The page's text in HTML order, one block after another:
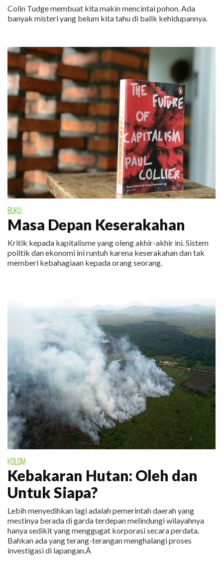
Colin Tudge membuat kita makin mencintai pohon. Ada
banyak misteri yang belum kita tahu di balik kehidupannya.
BUKU
Masa Depan Keserakahan
Kritik kepada kapitalisme yang oleng akhir-akhir ini. Sistem
politik dan ekonomi ini runtuh karena keserakahan dan tak
memberi kebahagiaan kepada orang seorang.
KOLOM
Kebakaran Hutan: Oleh dan
Untuk Siapa?
Lebih menyedihkan lagi adalah pemerintah daerah yang
mestinya berada di garda terdepan melindungi wilayahnya
hanya sedikit yang menggugat korporasi secara perdata.
Bahkan ada yang terang-terangan menghalangi proses
investigasi di lapangan.Â